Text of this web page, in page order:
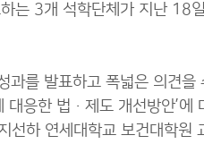
는 3개 석학단체가 지난 18
를 발표하고 폭넓은 의견을
대응한 법·제도 개선방안’에
하 연세대학교 보건대학원